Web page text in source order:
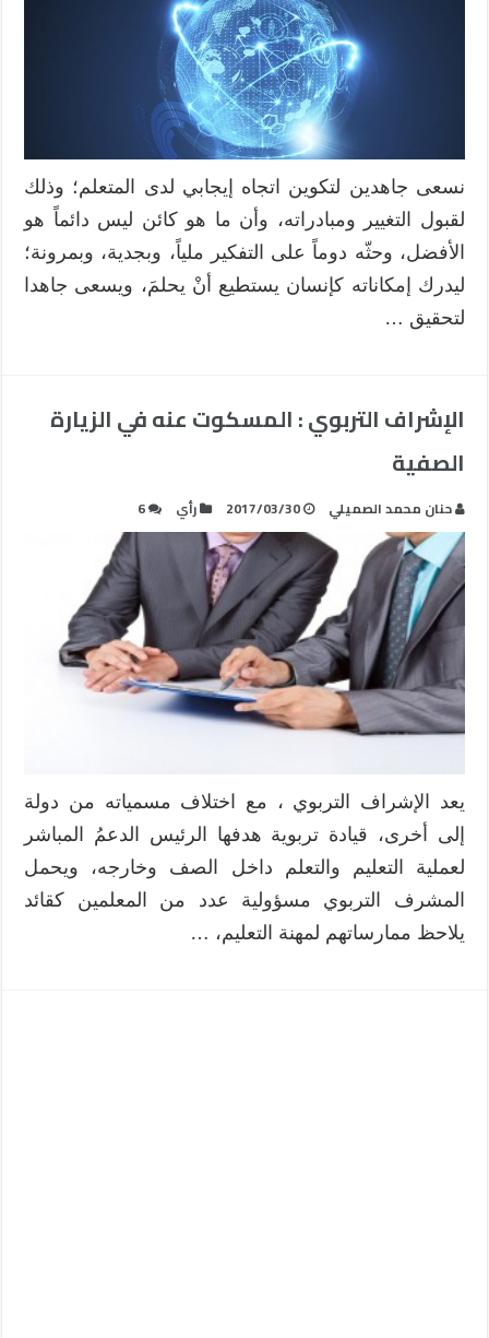
نسعى جاهدين لتكوين اتجاه إيجابي لدى المتعلم؛ وذلك
لقبول التغيير ومبادراته، وأن ما هو كائن ليس دائماً هو
الأفضل، وحثّه دوماً على التفكير ملياً، وبجدية، وبمرونة؛
ليدرك إمكاناته كإنسان يستطيع أنْ يحلمَ، ويسعى جاهدا
لتحقيق …
الإشراف التربوي : المسكوت عنه في الزيارة
الصفية
حنان محمد الصميلي 2017/03/30 رأي 6
يعد الإشراف التربوي ، مع اختلاف مسمياته من دولة
إلى أخرى، قيادة تربوية هدفها الرئيس الدعمُ المباشر
لعملية التعليم والتعلم داخل الصف وخارجه، ويحمل
المشرف التربوي مسؤولية عدد من المعلمين كقائد
يلاحظ ممارساتهم لمهنة التعليم، …